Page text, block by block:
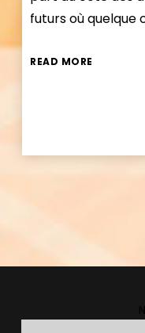
futurs où quelque
READ MORE